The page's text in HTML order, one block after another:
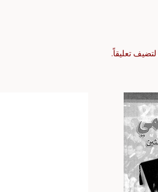
لتضيف تعليقاً.